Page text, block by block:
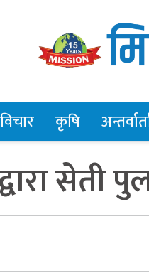
विचार कृषि
सेती